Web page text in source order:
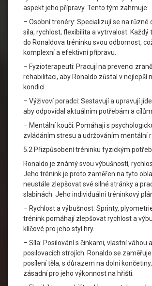
aspekt jeho přípravy. Tento tým zahrnuje:
– Osobní trenéry: Specializují se na různé
síla, rychlost, flexibilita a vytrvalost. Každý
do Ronaldova tréninku svou odbornost,
komplexní a efektivní přípravu.
– Fyzioterapeuti: Pracují na prevenci
rehabilitaci, aby Ronaldo zůstal v nejlepší
kondici.
– Výživoví poradci: Sestavují a upravují
aby odpovídal aktuálním potřebám a cílům.
– Mentální kouči: Pomáhají s
zvládáním stresu a udržováním mentální
5.2 Přizpůsobení tréninku fyzickým
Ronaldo je známý svou výbušností,
Jeho trénink je proto zaměřen na tyto
neustále zlepšovat své silné stránky a
slabinách. Jeho individuální tréninkový
– Rychlost a výbušnost: Sprinty,
trénink pomáhají zlepšovat rychlost a
klíčové pro jeho styl hry.
– Síla: Posilování s činkami, vlastní váhou
posilovacích strojích. Ronaldo se
posílení těla, s důrazem na dolní
zásadní pro jeho výkonnost na hřišti.